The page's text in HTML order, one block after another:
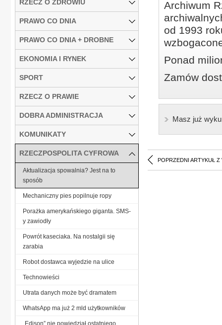
Archiwum
od 1993
Ponad
Zamów
Masz już
POPRZEDNI ARTYKUŁ Z
RZECZ O ZDROWIU
PRAWO CO DNIA
PRAWO CO DNIA + DROBNE
EKONOMIA I RYNEK
SPORT
RZECZ O PRAWIE
DOBRA ADMINISTRACJA
KOMUNIKATY
RZECZPOSPOLITA CYFROWA
Aktualizacja spowalnia? Jest na to
sposób
Mechaniczny pies popilnuje ropy
Porażka amerykańskiego giganta. SMS-
y zawiodły
Powrót kaseciaka. Na nostalgii się
zarabia
Robot dostawca wyjedzie na ulice
Technowieści
Utrata danych może być dramatem
WhatsApp ma już 2 mld użytkowników
„Edison” nie powiedział ostatniego